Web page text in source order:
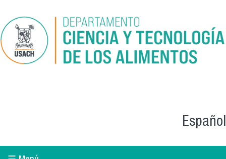
Español